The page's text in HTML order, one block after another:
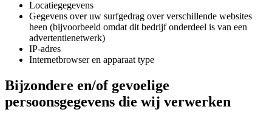
Locatiegegevens
Gegevens over uw surfgedrag over verschillende websites
heen (bijvoorbeeld omdat dit bedrijf onderdeel is van een
advertentienetwerk)
IP-adres
Internetbrowser en apparaat type
Bijzondere en/of gevoelige
persoonsgegevens die wij verwerken